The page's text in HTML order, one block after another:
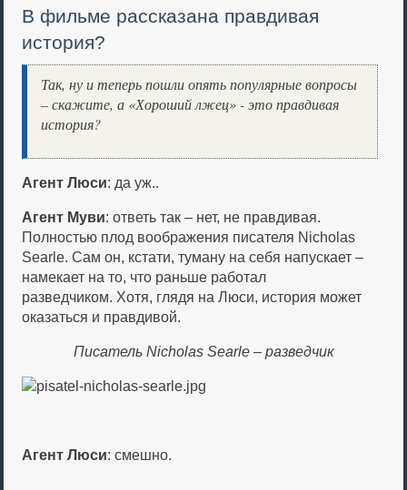
В фильме рассказана правдивая
история?
Так, ну и теперь пошли опять популярные вопросы
– скажите, а «Хороший лжец» - это правдивая
история?
Агент Люси: да уж..
Агент Муви: ответь так – нет, не правдивая.
Полностью плод воображения писателя Nicholas
Searle. Сам он, кстати, туману на себя напускает –
намекает на то, что раньше работал
разведчиком. Хотя, глядя на Люси, история может
оказаться и правдивой.
Писатель Nicholas Searle – разведчик
Агент Люси: смешно.